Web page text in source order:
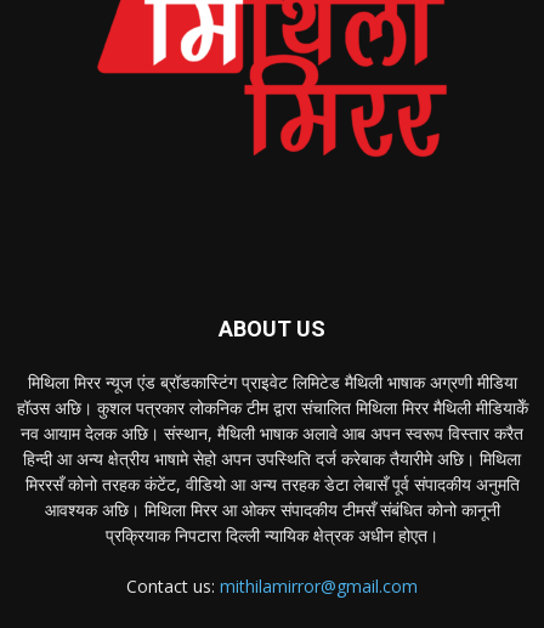
ABOUT US
मिथिला मिरर न्यूज एंड ब्रॉडकास्टिंग प्राइवेट लिमिटेड मैथिली भाषाक अग्रणी मीडिया
हॉउस अछि। कुशल पत्रकार लोकनिक टीम द्वारा संचालित मिथिला मिरर मैथिली मीडियाकेँ
नव आयाम देलक अछि। संस्थान, मैथिली भाषाक अलावे आब अपन स्वरूप विस्तार करैत
हिन्दी आ अन्य क्षेत्रीय भाषामे सेहो अपन उपस्थिति दर्ज करेबाक तैयारीमे अछि। मिथिला
मिररसँ कोनो तरहक कंटेंट, वीडियो आ अन्य तरहक डेटा लेबासँ पूर्व संपादकीय अनुमति
आवश्यक अछि। मिथिला मिरर आ ओकर संपादकीय टीमसँ संबंधित कोनो कानूनी
प्रक्रियाक निपटारा दिल्ली न्यायिक क्षेत्रक अधीन होएत।
Contact us: mithilamirror@gmail.com